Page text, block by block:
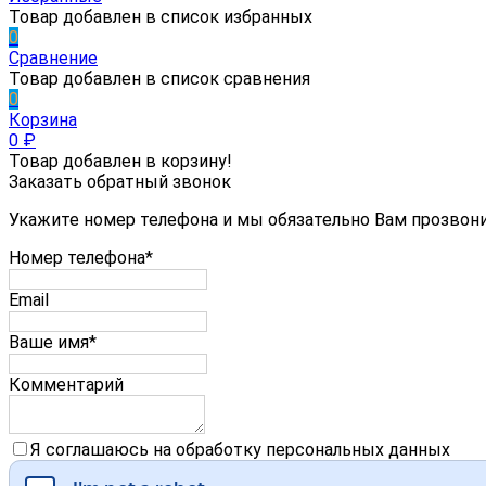
Товар добавлен в список избранных
0
Сравнение
Товар добавлен в список сравнения
0
Корзина
0 ₽
Товар добавлен в корзину!
Заказать обратный звонок
Укажите номер телефона и мы обязательно Вам
Номер телефона*
Email
Ваше имя*
Комментарий
Я соглашаюсь на обработку персональных данных